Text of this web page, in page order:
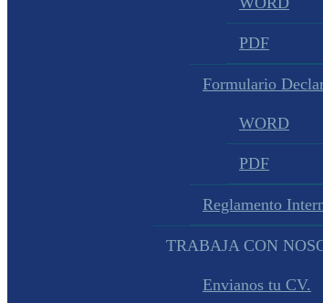
PDF
Formulario
WORD
PDF
Reglamento
TRABAJA CON
Envianos tu CV.